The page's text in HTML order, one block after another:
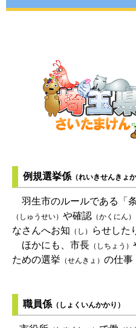
例規選挙係（れいきせんきょか
羽生市のルールである「
（しゅうせい） や確認 （かくにん）
なさんへお知 （し）
らせした
ほかにも、市長 （しちょう）
ための選挙 （せんきょ） の仕事
職員係（しょくいんかかり）